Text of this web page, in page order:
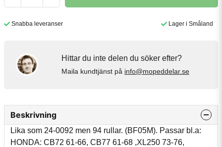
Snabba leveranser Lager i Småland
Hittar du inte delen du söker efter?
Maila kundtjänst på info@mopeddelar.se
Beskrivning
Lika som 24-0092 men 94 rullar. (BF05M). Passar bl.a:
HONDA: CB72 61-66, CB77 61-68 ,XL250 73-76,